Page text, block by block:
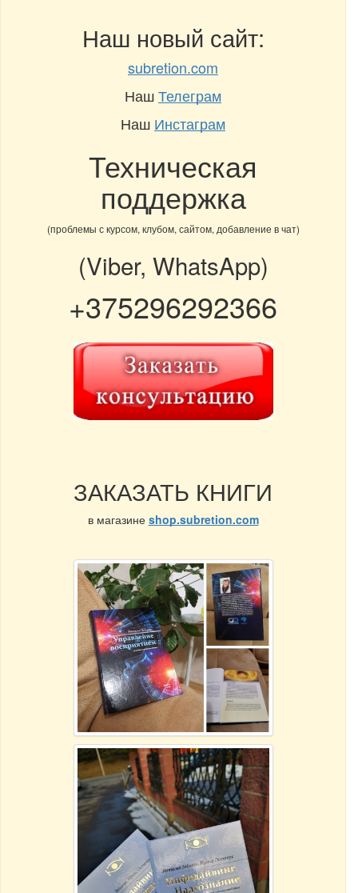
Наш новый сайт:
subretion.com
НашТелеграм
Наш Инстаграм
Техническая
поддержка
(проблемы с курсом, клубом, сайтом, добавление в чат)
(Viber, WhatsApp)
+375296292366
ЗАКАЗАТЬ КНИГИ
в магазине shop.subretion.com